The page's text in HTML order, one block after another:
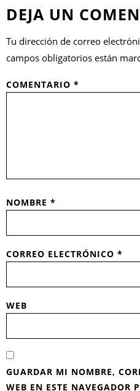
DEJA UN
Tu dirección de correo
campos obligatorios están
COMENTARIO *
NOMBRE *
CORREO ELECTRÓNICO *
WEB
GUARDAR MI NOMBRE,
WEB EN ESTE NAVEGADOR